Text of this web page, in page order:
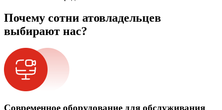
Почему сотни атовладельцев
выбирают нас?
Современное оборудование для обслуживания